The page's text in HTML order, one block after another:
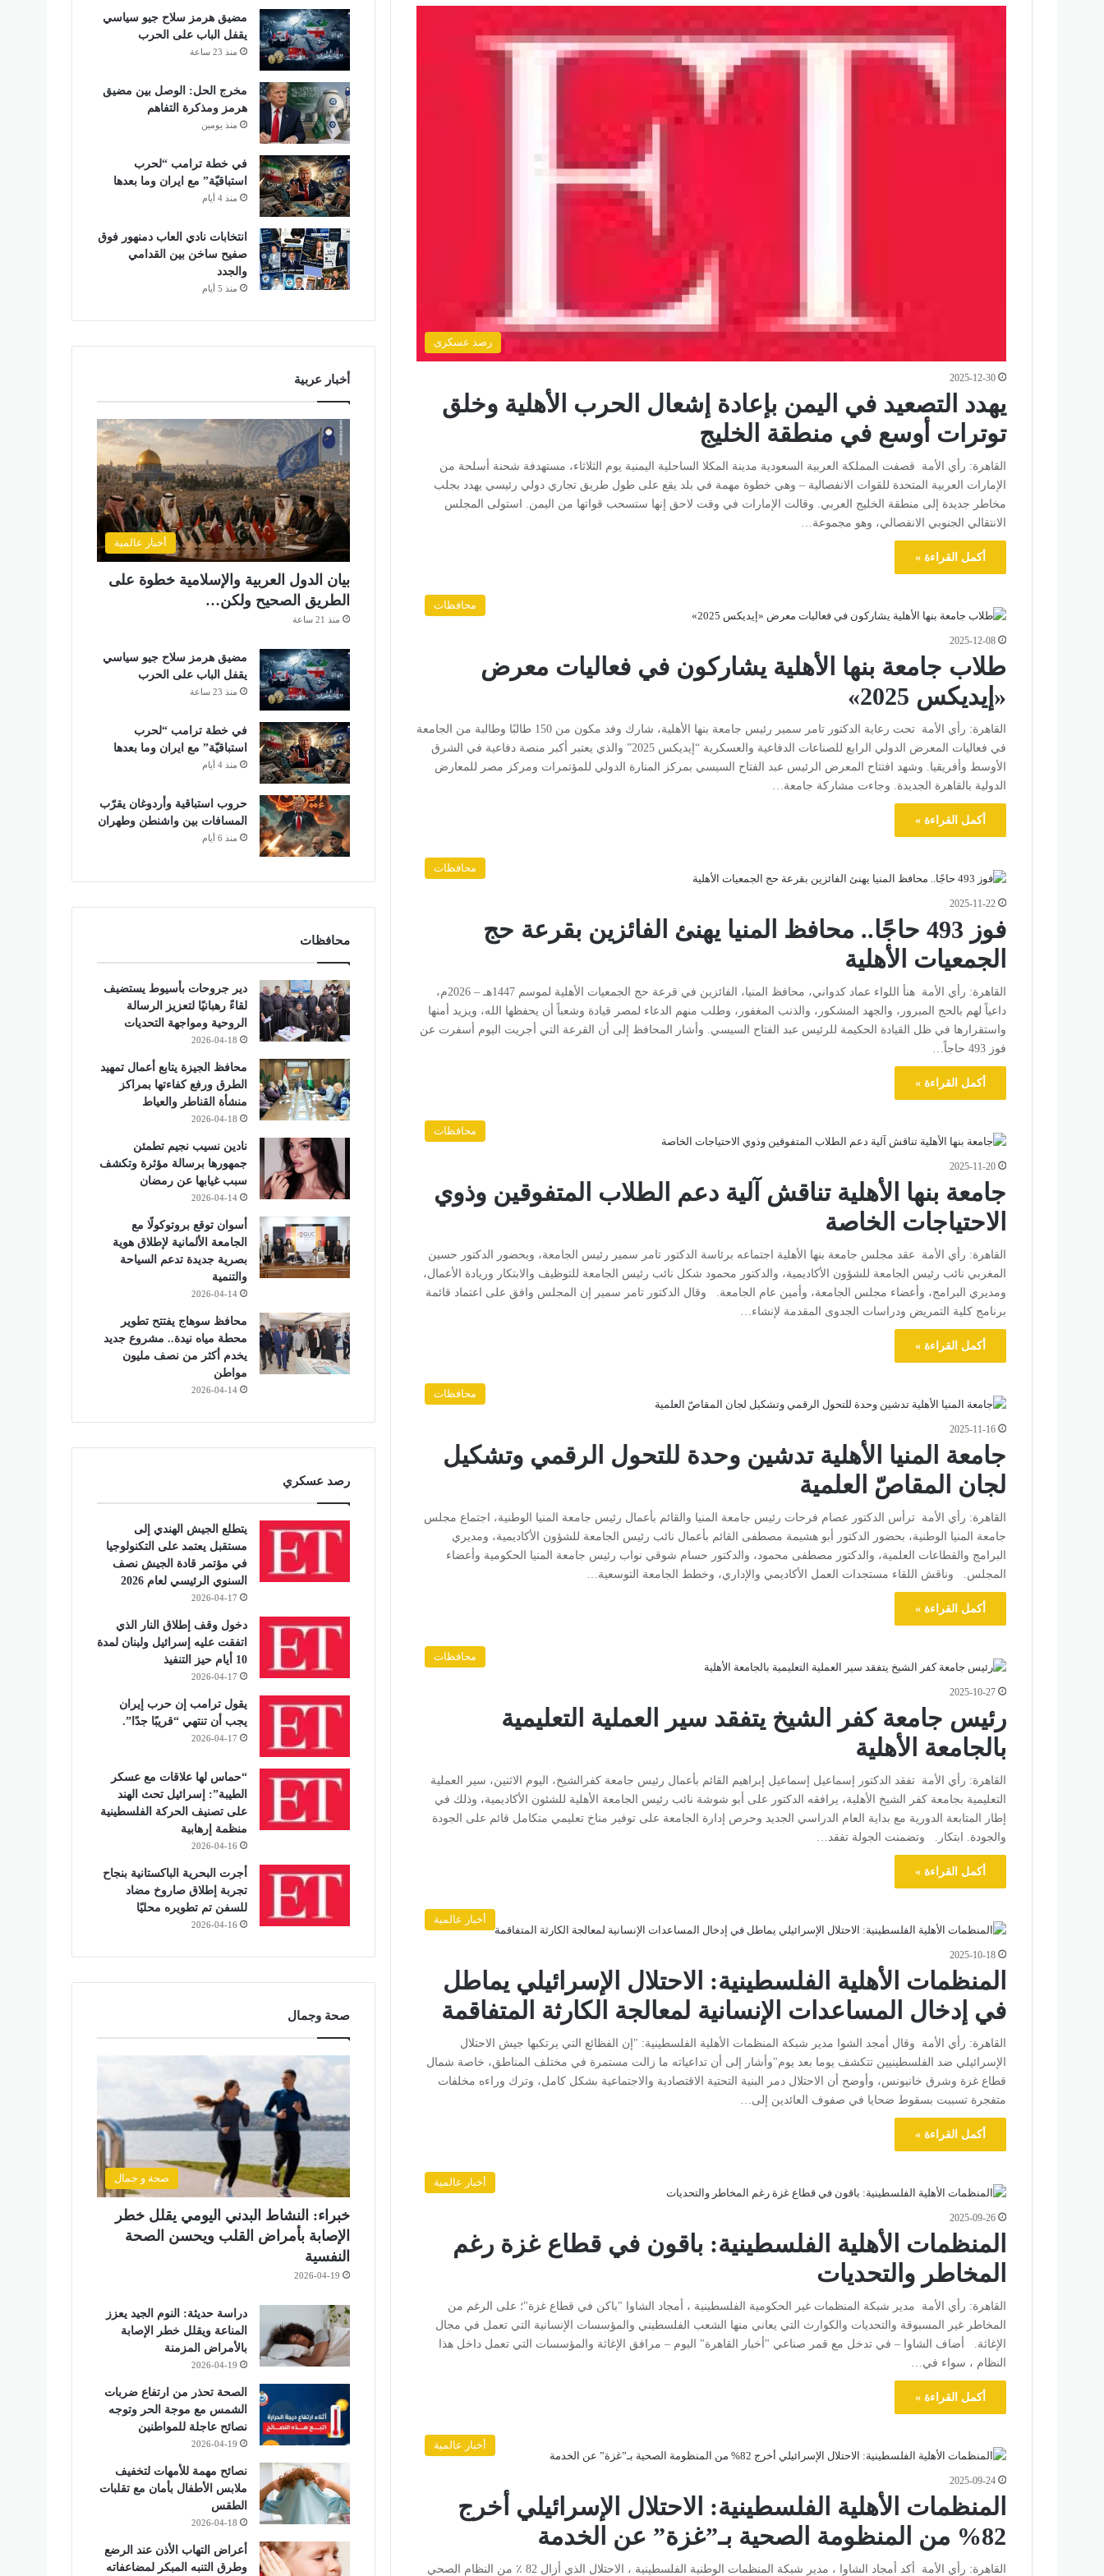
رصد عسكرى
2025-12-30
يهدد التصعيد في اليمن بإعادة إشعال الحرب الأهلية وخلق
توترات أوسع في منطقة الخليج
القاهرة: رأي الأمة قصفت المملكة العربية السعودية مدينة المكلا الساحلية اليمنية يوم الثلاثاء، مستهدفة شحنة أسلحة من
الإمارات العربية المتحدة للقوات الانفصالية – وهي خطوة مهمة في بلد يقع على طول طريق تجاري دولي رئيسي يهدد بجلب
مخاطر جديدة إلى منطقة الخليج العربي. وقالت الإمارات في وقت لاحق إنها ستسحب قواتها من اليمن. استولى المجلس
الانتقالي الجنوبي الانفصالي، وهو مجموعة…
أكمل القراءة »
محافظات
2025-12-08
طلاب جامعة بنها الأهلية يشاركون في فعاليات معرض
«إيديكس 2025»
القاهرة: رأي الأمة تحت رعاية الدكتور تامر سمير رئيس جامعة بنها الأهلية، شارك وفد مكون من 150 طالبًا وطالبة من الجامعة
في فعاليات المعرض الدولي الرابع للصناعات الدفاعية والعسكرية “إيديكس 2025” والذي يعتبر أكبر منصة دفاعية في الشرق
الأوسط وأفريقيا. وشهد افتتاح المعرض الرئيس عبد الفتاح السيسي بمركز المنارة الدولي للمؤتمرات ومركز مصر للمعارض
الدولية بالقاهرة الجديدة. وجاءت مشاركة جامعة…
أكمل القراءة »
محافظات
2025-11-22
فوز 493 حاجًا.. محافظ المنيا يهنئ الفائزين بقرعة حج
الجمعيات الأهلية
القاهرة: رأي الأمة هنأ اللواء عماد كدواني، محافظ المنيا، الفائزين في قرعة حج الجمعيات الأهلية لموسم 1447هـ – 2026م،
داعياً لهم بالحج المبرور، والجهد المشكور، والذنب المغفور، وطلب منهم الدعاء لمصر قيادة وشعباً أن يحفظها الله، ويزيد أمنها
واستقرارها في ظل القيادة الحكيمة للرئيس عبد الفتاح السيسي. وأشار المحافظ إلى أن القرعة التي أجريت اليوم أسفرت عن
فوز 493 حاجاً…
أكمل القراءة »
محافظات
2025-11-20
جامعة بنها الأهلية تناقش آلية دعم الطلاب المتفوقين وذوي
الاحتياجات الخاصة
القاهرة: رأي الأمة عقد مجلس جامعة بنها الأهلية اجتماعه برئاسة الدكتور تامر سمير رئيس الجامعة، وبحضور الدكتور حسين
المغربي نائب رئيس الجامعة للشؤون الأكاديمية، والدكتور محمود شكل نائب رئيس الجامعة للتوظيف والابتكار وريادة الأعمال،
ومديري البرامج، وأعضاء مجلس الجامعة، وأمين عام الجامعة. وقال الدكتور تامر سمير إن المجلس وافق على اعتماد قائمة
برنامج كلية التمريض ودراسات الجدوى المقدمة لإنشاء…
أكمل القراءة »
محافظات
2025-11-16
جامعة المنيا الأهلية تدشين وحدة للتحول الرقمي وتشكيل
لجان المقاصّ العلمية
القاهرة: رأي الأمة ترأس الدكتور عصام فرحات رئيس جامعة المنيا والقائم بأعمال رئيس جامعة المنيا الوطنية، اجتماع مجلس
جامعة المنيا الوطنية، بحضور الدكتور أبو هشيمة مصطفى القائم بأعمال نائب رئيس الجامعة للشؤون الأكاديمية، ومديري
البرامج والقطاعات العلمية، والدكتور مصطفى محمود، والدكتور حسام شوقي نواب رئيس جامعة المنيا الحكومية وأعضاء
المجلس. وناقش اللقاء مستجدات العمل الأكاديمي والإداري، وخطط الجامعة التوسعية…
أكمل القراءة »
محافظات
2025-10-27
رئيس جامعة كفر الشيخ يتفقد سير العملية التعليمية
بالجامعة الأهلية
القاهرة: رأي الأمة تفقد الدكتور إسماعيل إسماعيل إبراهيم القائم بأعمال رئيس جامعة كفرالشيخ، اليوم الاثنين، سير العملية
التعليمية بجامعة كفر الشيخ الأهلية، يرافقه الدكتور على أبو شوشة نائب رئيس الجامعة الأهلية للشئون الأكاديمية، وذلك في
إطار المتابعة الدورية مع بداية العام الدراسي الجديد وحرص إدارة الجامعة على توفير مناخ تعليمي متكامل قائم على الجودة
والجودة. ابتكار. وتضمنت الجولة تفقد…
أكمل القراءة »
أخبار عالمية
2025-10-18
المنظمات الأهلية الفلسطينية: الاحتلال الإسرائيلي يماطل
في إدخال المساعدات الإنسانية لمعالجة الكارثة المتفاقمة
القاهرة: رأي الأمة وقال أمجد الشوا مدير شبكة المنظمات الأهلية الفلسطينية: "إن الفظائع التي يرتكبها جيش الاحتلال
الإسرائيلي ضد الفلسطينيين تتكشف يوما بعد يوم"وأشار إلى أن تداعياته ما زالت مستمرة في مختلف المناطق، خاصة شمال
قطاع غزة وشرق خانيونس، وأوضح أن الاحتلال دمر البنية التحتية الاقتصادية والاجتماعية بشكل كامل، وترك وراءه مخلفات
متفجرة تسببت بسقوط ضحايا في صفوف العائدين إلى…
أكمل القراءة »
أخبار عالمية
2025-09-26
المنظمات الأهلية الفلسطينية: باقون في قطاع غزة رغم
المخاطر والتحديات
القاهرة: رأي الأمة مدير شبكة المنظمات غير الحكومية الفلسطينية ، أمجاد الشاوا "باكن في قطاع غزة"؛ على الرغم من
المخاطر غير المسبوقة والتحديات والكوارث التي يعاني منها الشعب الفلسطيني والمؤسسات الإنسانية التي تعمل في مجال
الإغاثة. أضاف الشاوا – في تدخل مع قمر صناعي "أخبار القاهرة" اليوم – مرافق الإغاثة والمؤسسات التي تعمل داخل هذا
النظام ، سواء في…
أكمل القراءة »
أخبار عالمية
2025-09-24
المنظمات الأهلية الفلسطينية: الاحتلال الإسرائيلي أخرج
82% من المنظومة الصحية بـ”غزة” عن الخدمة
القاهرة: رأي الأمة أكد أمجاد الشاوا ، مدير شبكة المنظمات الوطنية الفلسطينية ، الاحتلال الذي أزال 82 ٪ من النظام الصحي
مضيق هرمز سلاح جيو سياسي
يقفل الباب على الحرب
منذ 23 ساعة
مخرج الحل: الوصل بين مضيق
هرمز ومذكرة التفاهم
منذ يومين
في خطة ترامب “لحرب
استباقيّة” مع ايران وما بعدها
منذ 4 أيام
انتخابات نادي العاب دمنهور فوق
صفيح ساخن بين القدامي
والجدد
منذ 5 أيام
أخبار عربية
أخبار عالمية
بيان الدول العربية والإسلامية خطوة على
الطريق الصحيح ولكن…
منذ 21 ساعة
مضيق هرمز سلاح جيو سياسي
يقفل الباب على الحرب
منذ 23 ساعة
في خطة ترامب “لحرب
استباقيّة” مع ايران وما بعدها
منذ 4 أيام
حروب استباقية وأردوغان يقرّب
المسافات بين واشنطن وطهران
منذ 6 أيام
محافظات
دير جروحات بأسيوط يستضيف
لقاءً رهبانيًا لتعزيز الرسالة
الروحية ومواجهة التحديات
2026-04-18
محافظ الجيزة يتابع أعمال تمهيد
الطرق ورفع كفاءتها بمراكز
منشأة القناطر والعياط
2026-04-18
نادين نسيب نجيم تطمئن
جمهورها برسالة مؤثرة وتكشف
سبب غيابها عن رمضان
2026-04-14
أسوان توقع بروتوكولًا مع
الجامعة الألمانية لإطلاق هوية
بصرية جديدة تدعم السياحة
والتنمية
2026-04-14
محافظ سوهاج يفتتح تطوير
محطة مياه نيدة.. مشروع جديد
يخدم أكثر من نصف مليون
مواطن
2026-04-14
رصد عسكري
يتطلع الجيش الهندي إلى
مستقبل يعتمد على التكنولوجيا
في مؤتمر قادة الجيش نصف
السنوي الرئيسي لعام 2026
2026-04-17
دخول وقف إطلاق النار الذي
اتفقت عليه إسرائيل ولبنان لمدة
10 أيام حيز التنفيذ
2026-04-17
يقول ترامب إن حرب إيران
يجب أن تنتهي “قريبًا جدًا”.
2026-04-17
“حماس لها علاقات مع عسكر
الطيبة”: إسرائيل تحث الهند
على تصنيف الحركة الفلسطينية
منظمة إرهابية
2026-04-16
أجرت البحرية الباكستانية بنجاح
تجربة إطلاق صاروخ مضاد
للسفن تم تطويره محليًا
2026-04-16
صحة وجمال
صحة و جمال
خبراء: النشاط البدني اليومي يقلل خطر
الإصابة بأمراض القلب ويحسن الصحة
النفسية
2026-04-19
دراسة حديثة: النوم الجيد يعزز
المناعة ويقلل خطر الإصابة
بالأمراض المزمنة
2026-04-19
الصحة تحذر من ارتفاع ضربات
الشمس مع موجة الحر وتوجه
نصائح عاجلة للمواطنين
2026-04-19
نصائح مهمة للأمهات لتخفيف
ملابس الأطفال بأمان مع تقلبات
الطقس
2026-04-18
أعراض التهاب الأذن عند الرضع
وطرق التنبه المبكر لمضاعفاته